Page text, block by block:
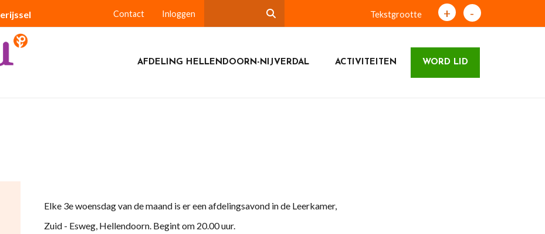
Contact Inloggen Tekstgrootte + -
AFDELING HELLENDOORN-NIJVERDAL ACTIVITEITEN WORD LID
Elke 3e woensdag van de maand is er een afdelingsavond in de Leerkamer,
Zuid - Esweg, Hellendoorn. Begint om 20.00 uur.